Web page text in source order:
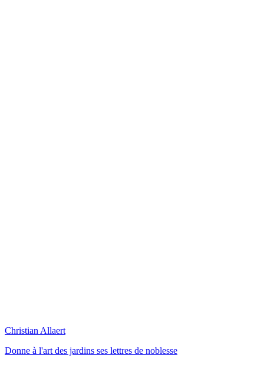
Christian Allaert
Donne à l'art des jardins ses lettres de noblesse